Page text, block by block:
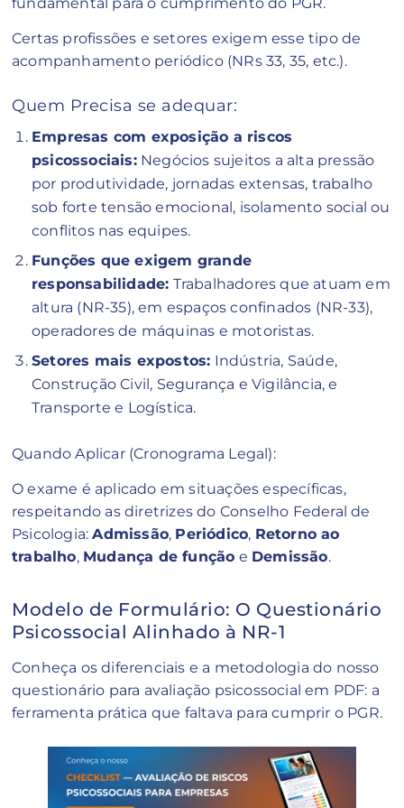
Certas profissões e setores exigem esse tipo de
acompanhamento periódico (NRs 33, 35, etc.).
Quem Precisa se adequar:
Empresas com exposição a riscos
psicossociais:Negócios sujeitos a alta pressão
por produtividade, jornadas extensas, trabalho
sob forte tensão emocional, isolamento social ou
conflitos nas equipes.
Funções que exigem grande
responsabilidade: Trabalhadores que atuam em
altura (NR-35), em espaços confinados (NR-33),
operadores de máquinas e motoristas.
Setores mais expostos: Indústria, Saúde,
Construção Civil, Segurança e Vigilância, e
Transporte e Logística.
Quando Aplicar (Cronograma Legal):
O exame é aplicado em situações específicas,
respeitando as diretrizes do Conselho Federal de
Psicologia:Admissão, Periódico, Retorno ao
trabalho, Mudança de função e Demissão.
Modelo de Formulário: O Questionário
Psicossocial Alinhado à NR-1
Conheça os diferenciais e a metodologia do nosso
questionário para avaliação psicossocial em PDF: a
ferramenta prática que faltava para cumprir o PGR.